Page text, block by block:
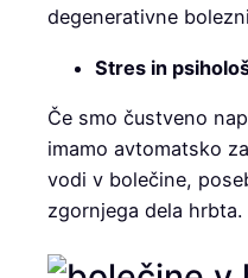
degenerativne
Stres in
Če smo čustveno
imamo avtomatsko
vodi v bolečine,
zgornjega dela hrbta.